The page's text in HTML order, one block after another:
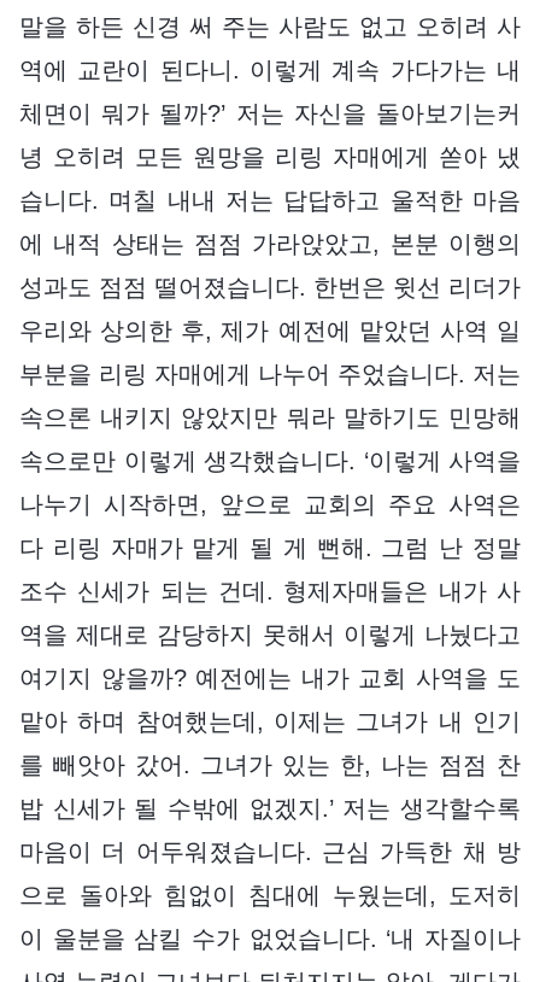
말을 하든 신경 써 주는 사람도 없고 오히려 사
역에 교란이 된다니. 이렇게 계속 가다가는 내
체면이 뭐가 될까?’ 저는 자신을 돌아보기는커
녕 오히려 모든 원망을 리링 자매에게 쏟아 냈
습니다. 며칠 내내 저는 답답하고 울적한 마음
에 내적 상태는 점점 가라앉았고, 본분 이행의
성과도 점점 떨어졌습니다. 한번은 윗선 리더가
우리와 상의한 후, 제가 예전에 맡았던 사역 일
부분을 리링 자매에게 나누어 주었습니다. 저는
속으론 내키지 않았지만 뭐라 말하기도 민망해
속으로만 이렇게 생각했습니다. ‘이렇게 사역을
나누기 시작하면, 앞으로 교회의 주요 사역은
다 리링 자매가 맡게 될 게 뻔해. 그럼 난 정말
조수 신세가 되는 건데. 형제자매들은 내가 사
역을 제대로 감당하지 못해서 이렇게 나눴다고
여기지 않을까? 예전에는 내가 교회 사역을 도
맡아 하며 참여했는데, 이제는 그녀가 내 인기
를 빼앗아 갔어. 그녀가 있는 한, 나는 점점 찬
밥 신세가 될 수밖에 없겠지.’ 저는 생각할수록
마음이 더 어두워졌습니다. 근심 가득한 채 방
으로 돌아와 힘없이 침대에 누웠는데, 도저히
이 울분을 삼킬 수가 없었습니다. ‘내 자질이나